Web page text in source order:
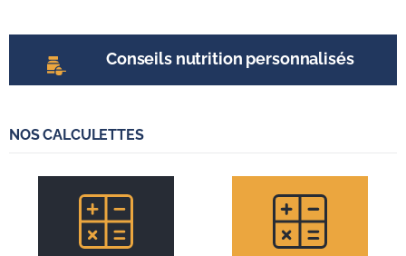
Conseils nutrition personnalisés
NOS CALCULETTES